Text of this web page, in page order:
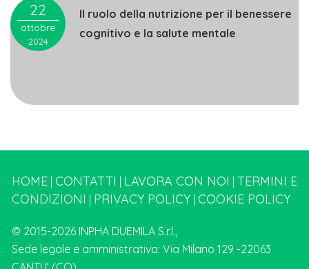
22
ottobre
2024
Il ruolo della nutrizione per il benessere
cognitivo e la salute mentale
HOME CONTATTI LAVORA CON NOI TERMINI E
CONDIZIONI
PRIVACY POLICY COOKIE POLICY
© 2015-2026 INPHA DUEMILA S.r.l.,
Sede legale e amministrativa: Via Milano 129 -22063